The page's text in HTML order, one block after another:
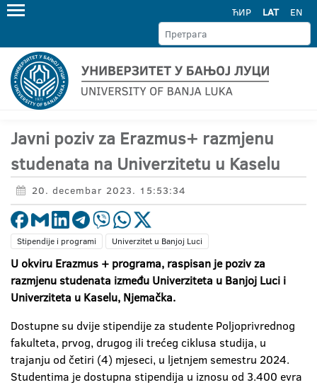
ЋИР LAT EN
Javni poziv za Erazmus+ razmjenu
studenata na Univerzitetu u Kaselu
20. decembar 2023. 15:53:34
Stipendije i programi Univerzitet u Banjoj Luci
U okviru Erazmus + programa, raspisan je poziv za
razmjenu studenata između Univerziteta u Banjoj Luci i
Univerziteta u Kaselu, Njemačka.
Dostupne su dvije stipendije za studente Poljoprivrednog
fakulteta, prvog, drugog ili trećeg ciklusa studija, u
trajanju od četiri (4) mjeseci, u ljetnjem semestru 2024.
Studentima je dostupna stipendija u iznosu od 3.400 evra